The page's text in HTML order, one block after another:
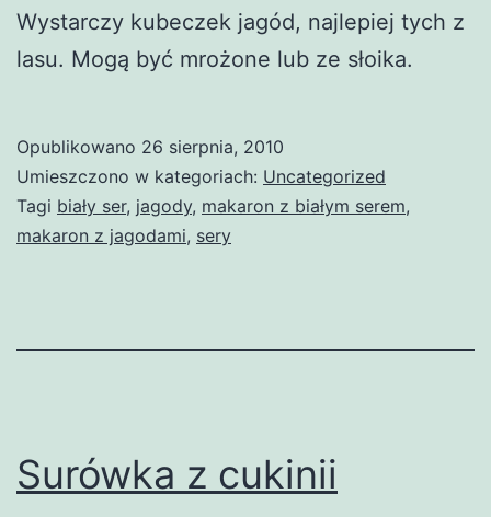
Wystarczy kubeczek jagód, najlepiej tych z
lasu. Mogą być mrożone lub ze słoika.
Opublikowano 26 sierpnia, 2010
Umieszczono w kategoriach: Uncategorized
Tagi biały ser, jagody, makaron z białym serem,
makaron z jagodami, sery
Surówka z cukinii